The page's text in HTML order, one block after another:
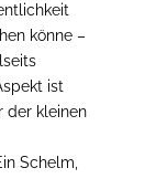
könne –
ist
der kleinen
Schelm,